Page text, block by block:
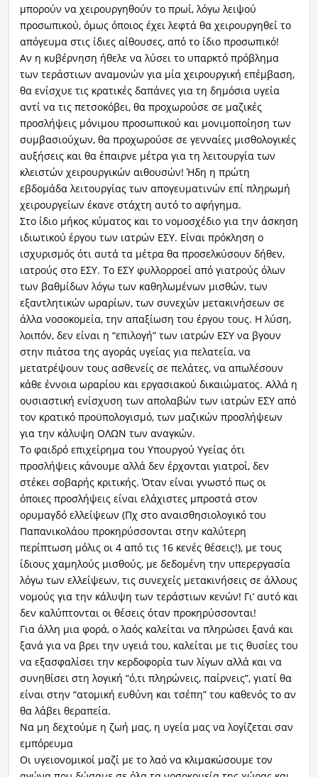
μπορούν να χειρουργηθούν το πρωί, λόγω λειψού
προσωπικού, όμως όποιος έχει λεφτά θα χειρουργηθεί το
απόγευμα στις ίδιες αίθουσες, από το ίδιο προσωπικό!
Αν η κυβέρνηση ήθελε να λύσει το υπαρκτό πρόβλημα
των τεράστιων αναμονών για μία χειρουργική επέμβαση,
θα ενίσχυε τις κρατικές δαπάνες για τη δημόσια υγεία
αντί να τις πετσοκόβει, θα προχωρούσε σε μαζικές
προσλήψεις μόνιμου προσωπικού και μονιμοποίηση των
συμβασιούχων, θα προχωρούσε σε γενναίες μισθολογικές
αυξήσεις και θα έπαιρνε μέτρα για τη λειτουργία των
κλειστών χειρουργικών αιθουσών! Ήδη η πρώτη
εβδομάδα λειτουργίας των απογευματινών επί πληρωμή
χειρουργείων έκανε στάχτη αυτό το αφήγημα.
Στο ίδιο μήκος κύματος και το νομοσχέδιο για την άσκηση
ιδιωτικού έργου των ιατρών ΕΣΥ. Είναι πρόκληση ο
ισχυρισμός ότι αυτά τα μέτρα θα προσελκύσουν δήθεν,
ιατρούς στο ΕΣΥ. Το ΕΣΥ φυλλορροεί από γιατρούς όλων
των βαθμίδων λόγω των καθηλωμένων μισθών, των
εξαντλητικών ωραρίων, των συνεχών μετακινήσεων σε
άλλα νοσοκομεία, την απαξίωση του έργου τους. Η λύση,
λοιπόν, δεν είναι η “επιλογή” των ιατρών ΕΣΥ να βγουν
στην πιάτσα της αγοράς υγείας για πελατεία, να
μετατρέψουν τους ασθενείς σε πελάτες, να απωλέσουν
κάθε έννοια ωραρίου και εργασιακού δικαιώματος. Αλλά η
ουσιαστική ενίσχυση των απολαβών των ιατρών ΕΣΥ από
τον κρατικό προϋπολογισμό, των μαζικών προσλήψεων
για την κάλυψη ΟΛΩΝ των αναγκών.
Το φαιδρό επιχείρημα του Υπουργού Υγείας ότι
προσλήψεις κάνουμε αλλά δεν έρχονται γιατροί, δεν
στέκει σοβαρής κριτικής. Όταν είναι γνωστό πως οι
όποιες προσλήψεις είναι ελάχιστες μπροστά στον
ορυμαγδό ελλείψεων (Πχ στο αναισθησιολογικό του
Παπανικολάου προκηρύσσονται στην καλύτερη
περίπτωση μόλις οι 4 από τις 16 κενές θέσεις!), με τους
ίδιους χαμηλούς μισθούς, με δεδομένη την υπερεργασία
λόγω των ελλείψεων, τις συνεχείς μετακινήσεις σε άλλους
νομούς για την κάλυψη των τεράστιων κενών! Γι’ αυτό και
δεν καλύπτονται οι θέσεις όταν προκηρύσσονται!
Για άλλη μια φορά, ο λαός καλείται να πληρώσει ξανά και
ξανά για να βρει την υγειά του, καλείται με τις θυσίες του
να εξασφαλίσει την κερδοφορία των λίγων αλλά και να
συνηθίσει στη λογική “ό,τι πληρώνεις, παίρνεις”, γιατί θα
είναι στην “ατομική ευθύνη και τσέπη” του καθενός το αν
θα λάβει θεραπεία.
Να μη δεχτούμε η ζωή μας, η υγεία μας να λογίζεται σαν
εμπόρευμα
Οι υγειονομικοί μαζί με το λαό να κλιμακώσουμε τον